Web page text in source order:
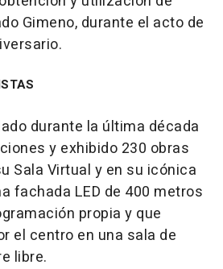
Gimeno, durante el acto de
durante la última década
y exhibido 230 obras
Sala Virtual y en su icónica
fachada LED de 400 metros
propia y que
el centro en una sala de
libre.